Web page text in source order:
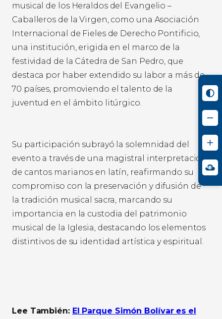
musical de los Heraldos del Evangelio –
Caballeros de la Virgen, como una Asociación
Internacional de Fieles de Derecho Pontificio,
una institución, erigida en el marco de la
festividad de la Cátedra de San Pedro, que
destaca por haber extendido su labor a más de
70 países, promoviendo el talento de la
juventud en el ámbito litúrgico.
Su participación subrayó la solemnidad del
evento a través de una magistral interpretación
de cantos marianos en latín, reafirmando su
compromiso con la preservación y difusión de
la tradición musical sacra, marcando su
importancia en la custodia del patrimonio
musical de la Iglesia, destacando los elementos
distintivos de su identidad artística y espiritual.
Lee También: El Parque Simón Bolívar es el